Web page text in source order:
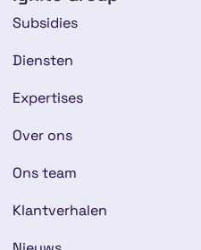
Subsidies
Diensten
Expertises
Over ons
Ons team
Klantverhalen